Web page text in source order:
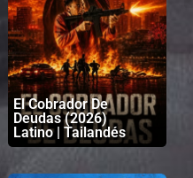
El Cobrador De
Deudas (2026)
Latino | Tailandés